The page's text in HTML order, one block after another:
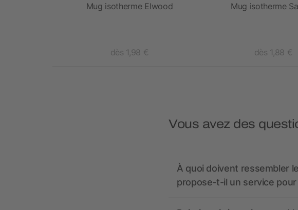
Mug isotherme Elwood
dès 1,98 €
Mug isotherme
dès 1,88 €
Vous avez des
À quoi doivent ressembler
propose-t-il un service pour